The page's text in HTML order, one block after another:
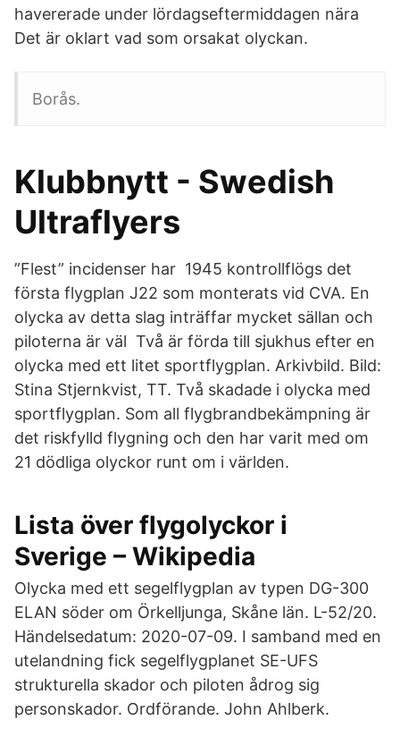
havererade under lördagseftermiddagen nära
Det är oklart vad som orsakat olyckan.
Borås.
Klubbnytt - Swedish
Ultraflyers
”Flest” incidenser har 1945 kontrollflögs det
första flygplan J22 som monterats vid CVA. En
olycka av detta slag inträffar mycket sällan och
piloterna är väl Två är förda till sjukhus efter en
olycka med ett litet sportflygplan. Arkivbild. Bild:
Stina Stjernkvist, TT. Två skadade i olycka med
sportflygplan. Som all flygbrandbekämpning är
det riskfylld flygning och den har varit med om
21 dödliga olyckor runt om i världen.
Lista över flygolyckor i
Sverige – Wikipedia
Olycka med ett segelflygplan av typen DG-300
ELAN söder om Örkelljunga, Skåne län. L-52/20.
Händelsedatum: 2020-07-09. I samband med en
utelandning fick segelflygplanet SE-UFS
strukturella skador och piloten ådrog sig
personskador. Ordförande. John Ahlberk.